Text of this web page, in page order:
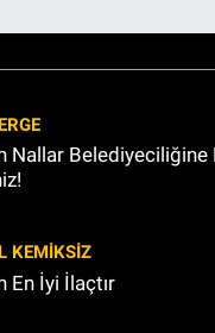
Nallar Belediyeciliğine
KEMİKSİZ
En İyi İlaçtır